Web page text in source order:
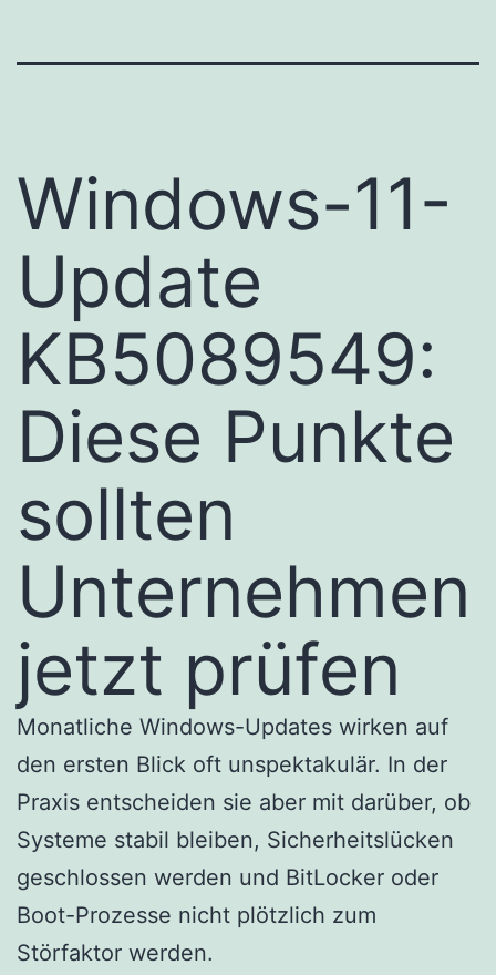
Windows-11-
Update
KB5089549:
Diese Punkte
sollten
Unternehmen
jetzt prüfen
Monatliche Windows-Updates wirken auf
den ersten Blick oft unspektakulär. In der
Praxis entscheiden sie aber mit darüber, ob
Systeme stabil bleiben, Sicherheitslücken
geschlossen werden und BitLocker oder
Boot-Prozesse nicht plötzlich zum
Störfaktor werden.